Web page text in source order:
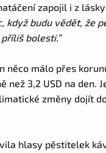
zapojil i z
když budu vědět, že
bolesti.”
něco málo přes
3,2 USD na den.
změny dojít
hlasy pěstitelek